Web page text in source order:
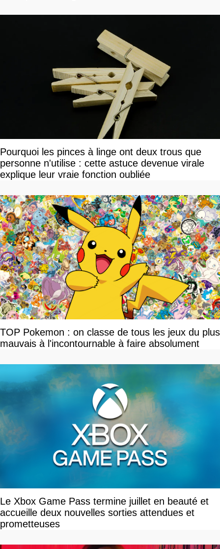
Pourquoi les pinces à linge ont deux trous que
personne n'utilise : cette astuce devenue virale
explique leur vraie fonction oubliée
TOP Pokemon : on classe de tous les jeux du plus
mauvais à l'incontournable à faire absolument
Le Xbox Game Pass termine juillet en beauté et
accueille deux nouvelles sorties attendues et
prometteuses